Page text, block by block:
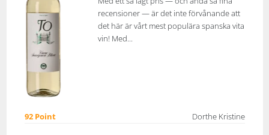
recensioner — är det inte förvånande att
det här är vårt mest populära spanska vita
vin! Med...
92 Point Dorthe Kristine